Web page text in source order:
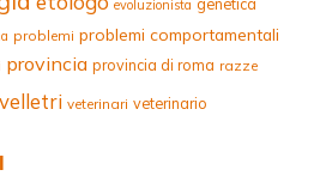
evoluzionista genetica
problemi problemi comportamentali
provincia provincia di roma razze
velletri veterinari veterinario